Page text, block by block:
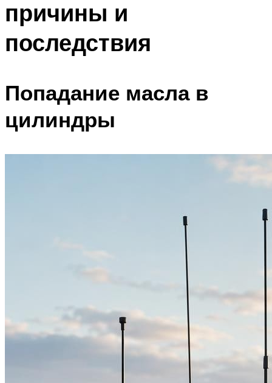
причины и
последствия
Попадание масла в
цилиндры